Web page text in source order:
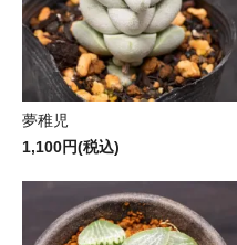
夢稚児
1,100円(税込)